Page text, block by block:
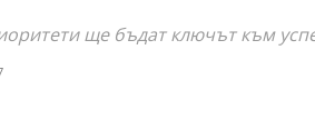
ще бъдат ключът към